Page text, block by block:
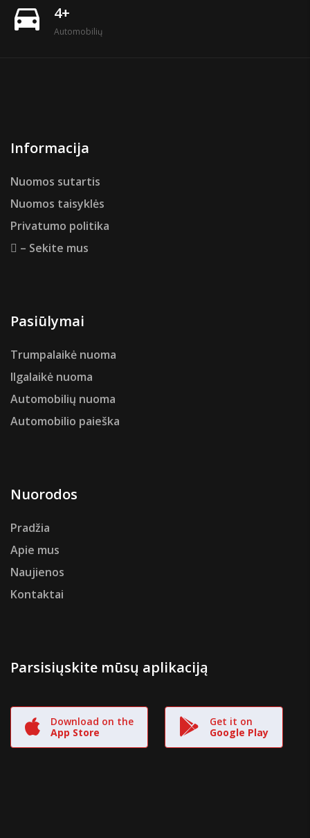
directions_car 4+
Automobilių
Informacija
Nuomos sutartis
Nuomos taisyklės
Privatumo politika
– Sekite mus
Pasiūlymai
Trumpalaikė nuoma
Ilgalaikė nuoma
Automobilių nuoma
Automobilio paieška
Nuorodos
Pradžia
Apie mus
Naujienos
Kontaktai
Parsisiųskite mūsų aplikaciją
Download on the
App Store
Get it on
Google Play